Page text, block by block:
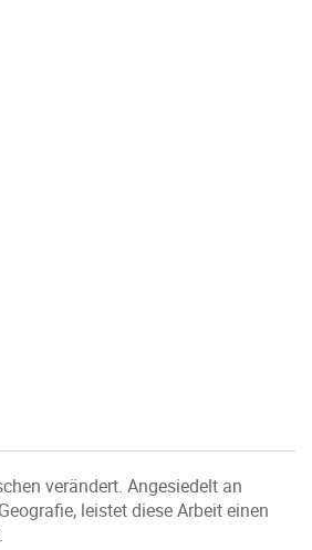
verändert. Angesiedelt an
leistet diese Arbeit einen